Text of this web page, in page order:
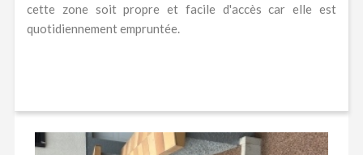
cette zone soit propre et facile d'accès car elle est
quotidiennement empruntée.